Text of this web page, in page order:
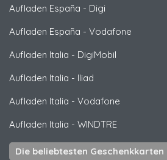
Aufladen España - Digi
Aufladen España - Vodafone
Aufladen Italia - DigiMobil
Aufladen Italia - Iliad
Aufladen Italia - Vodafone
Aufladen Italia - WINDTRE
Die beliebtesten Geschenkkarten